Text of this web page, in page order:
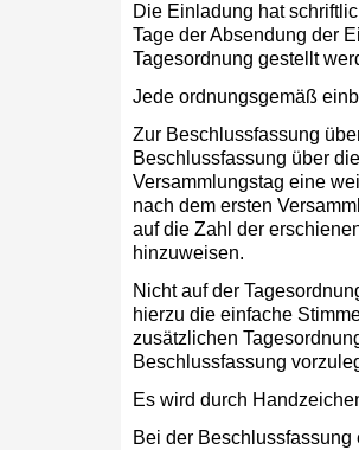
Die Einladung hat
Tage der Absendung der
Tagesordnung gestellt
Jede ordnungsgemäß
Zur Beschlussfassung
Beschlussfassung über
Versammlungstag eine
nach dem ersten
auf die Zahl der
hinzuweisen.
Nicht auf der
hierzu die einfache
zusätzlichen
Beschlussfassung
Es wird durch
Bei der